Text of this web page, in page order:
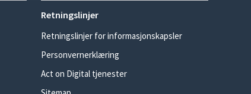
Retningslinjer
Retningslinjer for informasjonskapsler
Personvernerklæring
Act on Digital tjenester